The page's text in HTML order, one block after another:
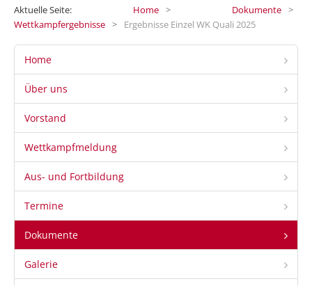
Aktuelle Seite: Home > Dokumente >
Wettkampfergebnisse > Ergebnisse Einzel WK Quali 2025
Home
Über uns
Vorstand
Wettkampfmeldung
Aus- und Fortbildung
Termine
Dokumente
Galerie